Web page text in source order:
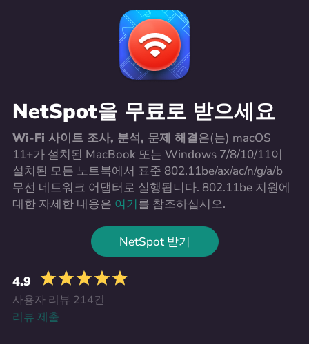
NetSpot을 무료로 받으세요
Wi-Fi 사이트 조사, 분석, 문제 해결은(는) macOS
11+가 설치된 MacBook 또는 Windows 7/8/10/11이
설치된 모든 노트북에서 표준 802.11be/ax/ac/n/g/a/b
무선 네트워크 어댑터로 실행됩니다. 802.11be 지원에
대한 자세한 내용은 여기를 참조하십시오.
NetSpot 받기
4.9
사용자 리뷰 214건
리뷰 제출